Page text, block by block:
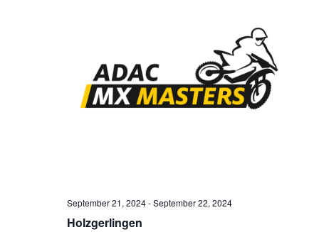
September 21, 2024-September 22, 2024
Holzgerlingen